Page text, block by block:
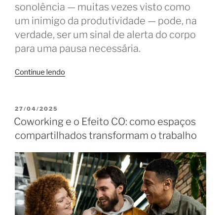
sonolência — muitas vezes visto como
um inimigo da produtividade — pode, na
verdade, ser um sinal de alerta do corpo
para uma pausa necessária.
Continue lendo
para
usuários
donos
dos
espaços”
PUBLICADO
EM
27/04/2025
Coworking e o Efeito CO: como espaços
compartilhados transformam o trabalho